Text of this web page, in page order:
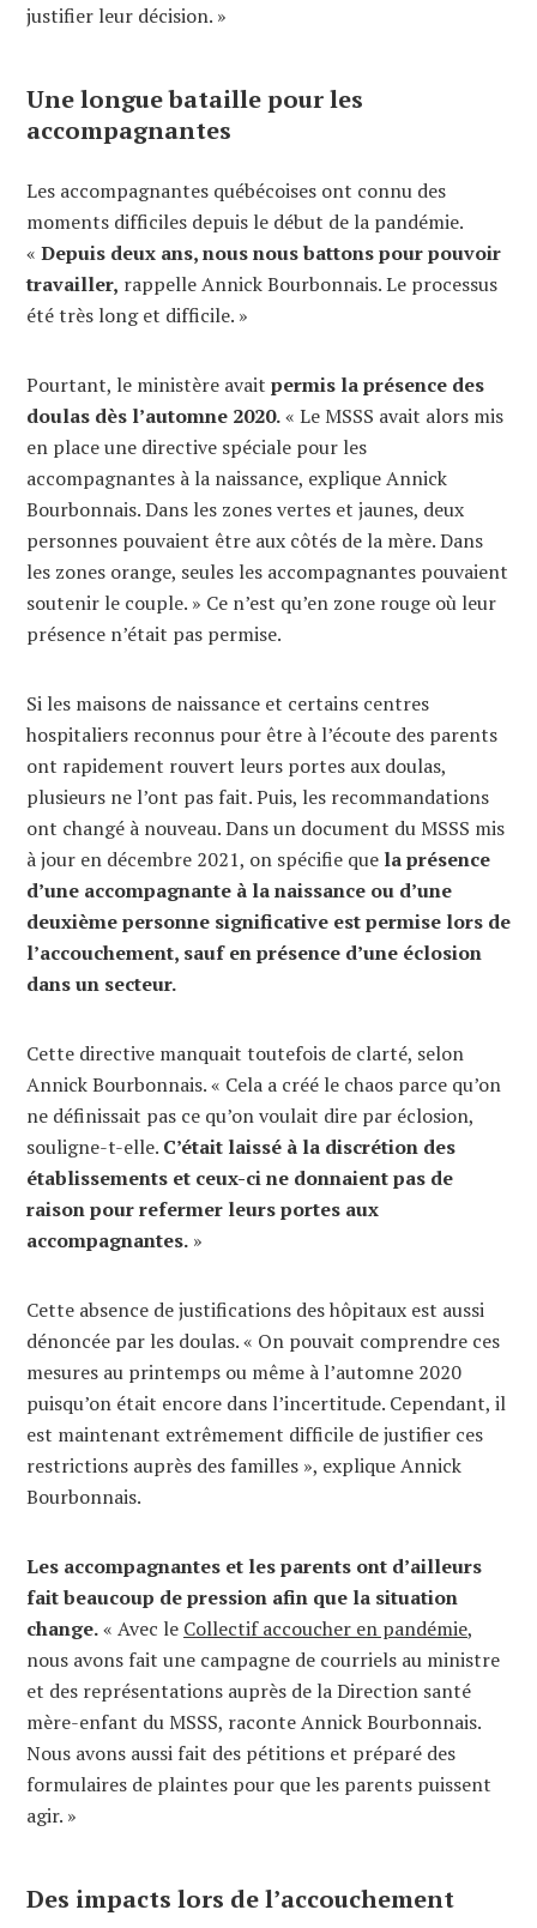
justifier leur décision. »
Une longue bataille pour les
accompagnantes
Les accompagnantes québécoises ont connu des
moments difficiles depuis le début de la pandémie.
« Depuis deux ans, nous nous battons pour pouvoir
travailler, rappelle Annick Bourbonnais. Le processus
été très long et difficile. »
Pourtant, le ministère avait permis la présence des
doulas dès l’automne 2020.« Le MSSS avait alors mis
en place une directive spéciale pour les
accompagnantes à la naissance, explique Annick
Bourbonnais. Dans les zones vertes et jaunes, deux
personnes pouvaient être aux côtés de la mère. Dans
les zones orange, seules les accompagnantes pouvaient
soutenir le couple. » Ce n’est qu’en zone rouge où leur
présence n’était pas permise.
Si les maisons de naissance et certains centres
hospitaliers reconnus pour être à l’écoute des parents
ont rapidement rouvert leurs portes aux doulas,
plusieurs ne l’ont pas fait. Puis, les recommandations
ont changé à nouveau. Dans un document du MSSS mis
à jour en décembre 2021, on spécifie que la présence
d’une accompagnante à la naissance ou d’une
deuxième personne significative est permise lors de
l’accouchement, sauf en présence d’une éclosion
dans un secteur.
Cette directive manquait toutefois de clarté, selon
Annick Bourbonnais. « Cela a créé le chaos parce qu’on
ne définissait pas ce qu’on voulait dire par éclosion,
souligne-t-elle. C’était laissé à la discrétion des
établissements et ceux-ci ne donnaient pas de
raison pour refermer leurs portes aux
accompagnantes. »
Cette absence de justifications des hôpitaux est aussi
dénoncée par les doulas. « On pouvait comprendre ces
mesures au printemps ou même à l’automne 2020
puisqu’on était encore dans l’incertitude. Cependant, il
est maintenant extrêmement difficile de justifier ces
restrictions auprès des familles », explique Annick
Bourbonnais.
Les accompagnantes et les parents ont d’ailleurs
fait beaucoup de pression afin que la situation
change.« Avec le Collectif accoucher en pandémie,
nous avons fait une campagne de courriels au ministre
et des représentations auprès de la Direction santé
mère-enfant du MSSS, raconte Annick Bourbonnais.
Nous avons aussi fait des pétitions et préparé des
formulaires de plaintes pour que les parents puissent
agir. »
Des impacts lors de l’accouchement